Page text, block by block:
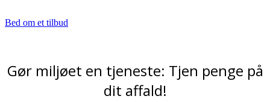
Bed om et tilbud
Gør miljøet en tjeneste: Tjen penge på
dit affald!